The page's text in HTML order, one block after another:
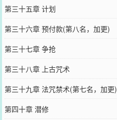
第三十五章 计划
第三十六章 预付款(第八名，加更)
第三十七章 争抢
第三十八章 上古咒术
第三十九章 法咒禁术(第七名，加更)
第四十章 潜修